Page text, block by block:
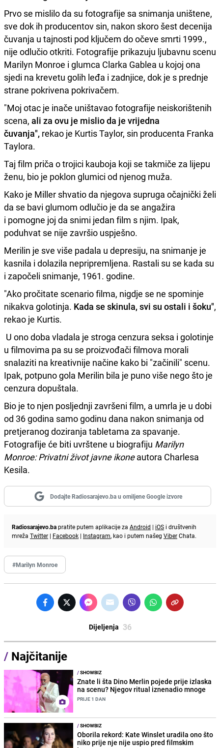
Prvo se mislilo da su fotografije sa snimanja uništene,
sve dok ih producentov sin, nakon skoro šest decenija
čuvanja u tajnosti pod ključem do očeve smrti 1999.,
nije odlučio otkriti. Fotografije prikazuju ljubavnu scenu
Marilyn Monroe i glumca Clarka Gablea u kojoj ona
sjedi na krevetu golih leđa i zadnjice, dok je s prednje
strane pokrivena pokrivačem.
"Moj otac je inače uništavao fotografije neiskorištenih
scena, ali za ovu je mislio da je vrijedna
čuvanja", rekao je Kurtis Taylor, sin producenta Franka
Taylora.
Taj film priča o trojici kauboja koji se takmiče za lijepu
ženu, bio je poklon glumici od njenog muža.
Kako je Miller shvatio da njegova supruga očajnički želi
da se bavi glumom odlučio je da se angažira
i pomogne joj da snimi jedan film s njim. Ipak,
poduhvat se nije završio uspješno.
Merilin je sve više padala u depresiju, na snimanje je
kasnila i dolazila nepripremljena. Rastali su se kada su
i započeli snimanje, 1961. godine.
"Ako pročitate scenario filma, nigdje se ne spominje
nikakva golotinja. Kada se skinula, svi su ostali i šoku",
rekao je Kurtis.
U ono doba vladala je stroga cenzura seksa i golotinje
u filmovima pa su se proizvođači filmova morali
snalaziti na kreativnije načine kako bi "začinili" scenu.
Ipak, potpuno gola Merilin bila je puno više nego što je
cenzura dopuštala.
Bio je to njen posljednji završeni film, a umrla je u dobi
od 36 godina samo godinu dana nakon snimanja od
pretjeranog doziranja tabletama za spavanje.
Fotografije će biti uvrštene u biografiju Marilyn
Monroe: Privatni život javne ikoneautora Charlesa
Kesila.
Dodajte Radiosarajevo.ba u omiljene Google izvore
Radiosarajevo.bapratite putem aplikacije za Android | iOS i društvenih
mreža Twitter | Facebook | Instagram, kao i putem našeg ViberChata.
#Marilyn Monroe
Dijeljenja 36
/ Najčitanije
/SHOWBIZ
Znate li šta Dino Merlin pojede prije izlaska
na scenu? Njegov ritual iznenadio mnoge
PRIJE 1 DAN
/SHOWBIZ
Oborila rekord: Kate Winslet uradila ono što
niko prije nje nije uspio pred filmskim